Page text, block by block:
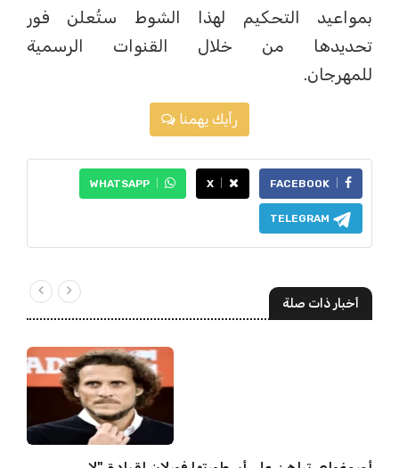
بمواعيد التحكيم لهذا الشوط ستُعلن فور
تحديدها من خلال القنوات الرسمية
للمهرجان.
رأيك يهمنا
FACEBOOK
X
WHATSAPP
TELEGRAM
أخبار ذات صلة